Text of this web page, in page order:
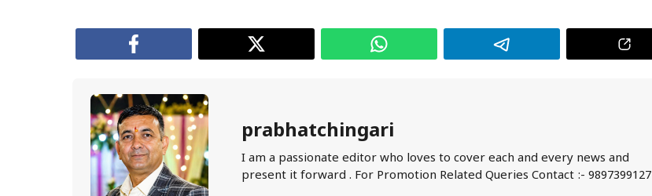
prabhatchingari
I am a passionate editor who loves to cover each and every news and
present it forward . For Promotion Related Queries Contact :- 9897399127